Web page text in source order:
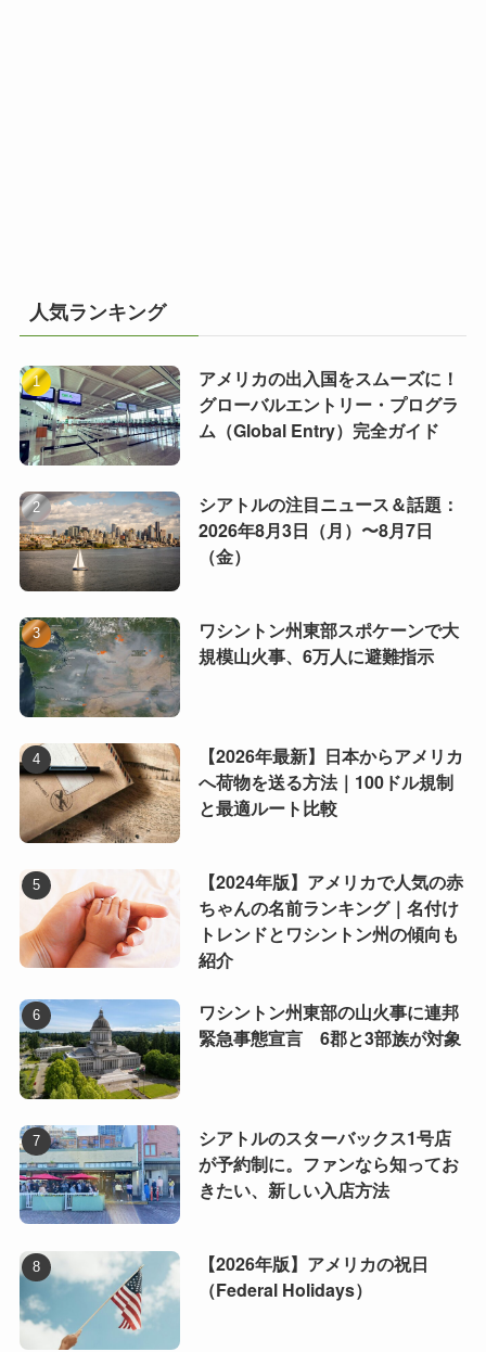
人気ランキング
アメリカの出入国をスムーズに！
グローバルエントリー・プログラ
ム（Global Entry）完全ガイド
シアトルの注目ニュース＆話題：
2026年8月3日（月）〜8月7日
（金）
ワシントン州東部スポケーンで大
規模山火事、6万人に避難指示
【2026年最新】日本からアメリカ
へ荷物を送る方法｜100ドル規制
と最適ルート比較
【2024年版】アメリカで人気の赤
ちゃんの名前ランキング｜名付け
トレンドとワシントン州の傾向も
紹介
ワシントン州東部の山火事に連邦
緊急事態宣言 6郡と3部族が対象
シアトルのスターバックス1号店
が予約制に。ファンなら知ってお
きたい、新しい入店方法
【2026年版】アメリカの祝日
（Federal Holidays）